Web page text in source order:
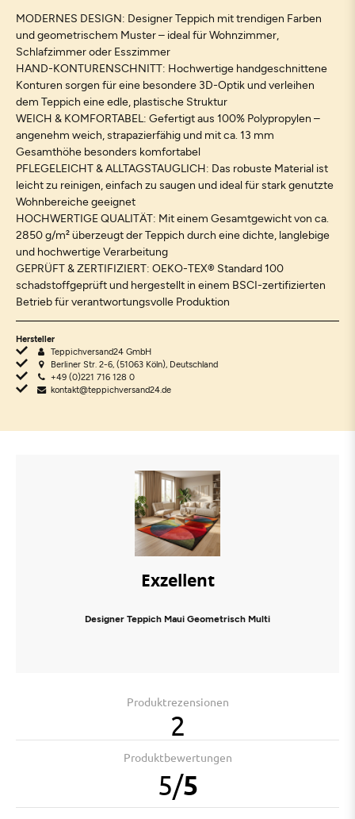
MODERNES DESIGN: Designer Teppich mit trendigen Farben
und geometrischem Muster – ideal für Wohnzimmer,
Schlafzimmer oder Esszimmer
HAND-KONTURENSCHNITT: Hochwertige handgeschnittene
Konturen sorgen für eine besondere 3D-Optik und verleihen
dem Teppich eine edle, plastische Struktur
WEICH & KOMFORTABEL: Gefertigt aus 100% Polypropylen –
angenehm weich, strapazierfähig und mit ca. 13 mm
Gesamthöhe besonders komfortabel
PFLEGELEICHT & ALLTAGSTAUGLICH: Das robuste Material ist
leicht zu reinigen, einfach zu saugen und ideal für stark genutzte
Wohnbereiche geeignet
HOCHWERTIGE QUALITÄT: Mit einem Gesamtgewicht von ca.
2850 g/m² überzeugt der Teppich durch eine dichte, langlebige
und hochwertige Verarbeitung
GEPRÜFT & ZERTIFIZIERT: OEKO-TEX® Standard 100
schadstoffgeprüft und hergestellt in einem BSCI-zertifizierten
Betrieb für verantwortungsvolle Produktion
Hersteller
Teppichversand24 GmbH
Berliner Str. 2-6, (51063 Köln), Deutschland
+49 (0)221 716 128 0
kontakt@teppichversand24.de
Exzellent
Designer Teppich Maui Geometrisch Multi
Produktrezensionen
2
Produktbewertungen
5/5